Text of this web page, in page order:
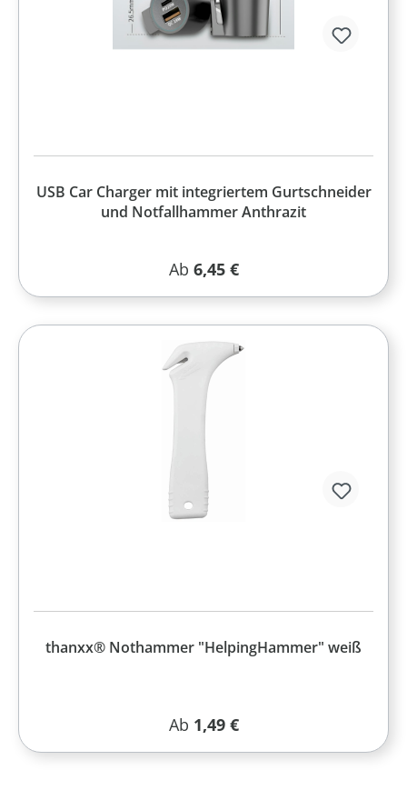
USB Car Charger mit integriertem Gurtschneider
und Notfallhammer Anthrazit
Regulärer Preis:
Ab 6,45 €
thanxx® Nothammer "HelpingHammer" weiß
Regulärer Preis:
Ab 1,49 €